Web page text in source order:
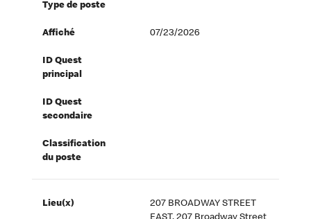
Type de poste
Affiché 07/23/2026
ID Quest
principal
ID Quest
secondaire
Classification
du poste
Lieu(x)
207 BROADWAY STREET